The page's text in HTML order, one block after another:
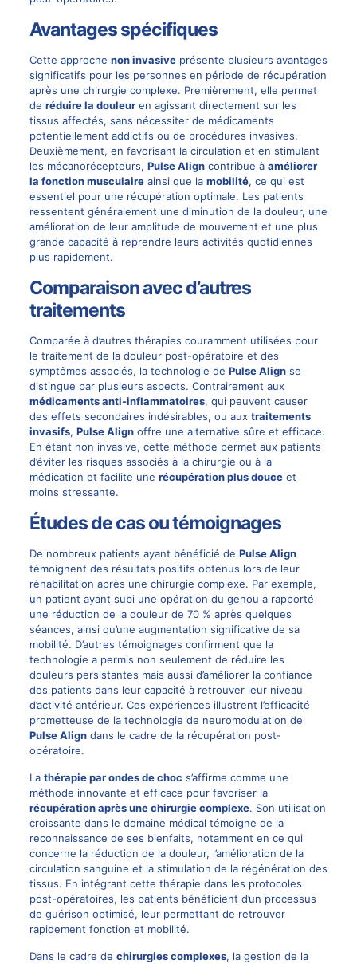
Avantages spécifiques
Cette approche non invasiveprésente plusieurs avantages
significatifs pour les personnes en période de récupération
après une chirurgie complexe. Premièrement, elle permet
de réduire la douleuren agissant directement sur les
tissus affectés, sans nécessiter de médicaments
potentiellement addictifs ou de procédures invasives.
Deuxièmement, en favorisant la circulation et en stimulant
les mécanorécepteurs, Pulse Aligncontribue à améliorer
la fonction musculaireainsi que la mobilité, ce qui est
essentiel pour une récupération optimale. Les patients
ressentent généralement une diminution de la douleur, une
amélioration de leur amplitude de mouvement et une plus
grande capacité à reprendre leurs activités quotidiennes
plus rapidement.
Comparaison avec d’autres
traitements
Comparée à d’autres thérapies couramment utilisées pour
le traitement de la douleur post-opératoire et des
symptômes associés, la technologie de Pulse Alignse
distingue par plusieurs aspects. Contrairement aux
médicaments anti-inflammatoires, qui peuvent causer
des effets secondaires indésirables, ou aux traitements
invasifs, Pulse Alignoffre une alternative sûre et efficace.
En étant non invasive, cette méthode permet aux patients
d’éviter les risques associés à la chirurgie ou à la
médication et facilite une récupération plus douceet
moins stressante.
Études de cas ou témoignages
De nombreux patients ayant bénéficié de Pulse Align
témoignent des résultats positifs obtenus lors de leur
réhabilitation après une chirurgie complexe. Par exemple,
un patient ayant subi une opération du genou a rapporté
une réduction de la douleur de 70 % après quelques
séances, ainsi qu’une augmentation significative de sa
mobilité. D’autres témoignages confirment que la
technologie a permis non seulement de réduire les
douleurs persistantes mais aussi d’améliorer la confiance
des patients dans leur capacité à retrouver leur niveau
d’activité antérieur. Ces expériences illustrent l’efficacité
prometteuse de la technologie de neuromodulation de
Pulse Aligndans le cadre de la récupération post-
opératoire.
La thérapie par ondes de choc s’affirme comme une
méthode innovante et efficace pour favoriser la
récupération après une chirurgie complexe. Son utilisation
croissante dans le domaine médical témoigne de la
reconnaissance de ses bienfaits, notamment en ce qui
concerne la réduction de la douleur, l’amélioration de la
circulation sanguine et la stimulation de la régénération des
tissus. En intégrant cette thérapie dans les protocoles
post-opératoires, les patients bénéficient d’un processus
de guérison optimisé, leur permettant de retrouver
rapidement fonction et mobilité.
Dans le cadre de chirurgies complexes, la gestion de la